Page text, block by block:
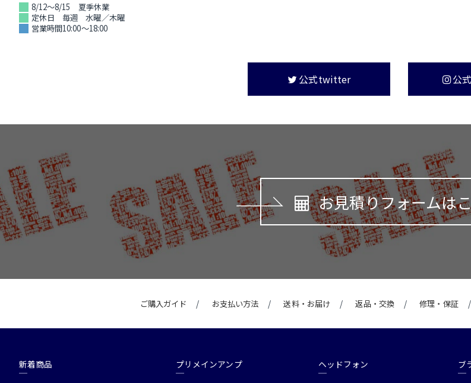
8/12～8/15 夏季休業
定休日 毎週 水曜／木曜
営業時間10:00～18:00
公式twitter 公
お見積りフォームは
ご購入ガイド お支払い方法 送料・お届け 返品・交換 修理・保証
新着商品 プリメインアンプ ヘッドフォン ブ